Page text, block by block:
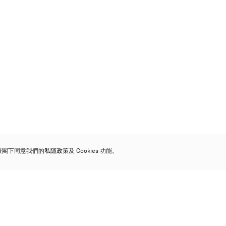
下同意我們的私隱政策及 Cookies 功能。